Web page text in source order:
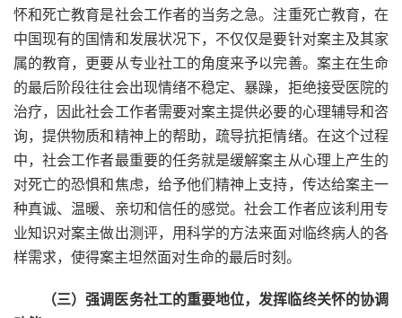
怀和死亡教育是社会工作者的当务之急。注重死亡教育，在
中国现有的国情和发展状况下，不仅仅是要针对案主及其家
属的教育，更要从专业社工的角度来予以完善。案主在生命
的最后阶段往往会出现情绪不稳定、暴躁，拒绝接受医院的
治疗，因此社会工作者需要对案主提供必要的心理辅导和咨
询，提供物质和精神上的帮助，疏导抗拒情绪。在这个过程
中，社会工作者最重要的任务就是缓解案主从心理上产生的
对死亡的恐惧和焦虑，给予他们精神上支持，传达给案主一
种真诚、温暖、亲切和信任的感觉。社会工作者应该利用专
业知识对案主做出测评，用科学的方法来面对临终病人的各
样需求，使得案主坦然面对生命的最后时刻。
（三）强调医务社工的重要地位，发挥临终关怀的协调